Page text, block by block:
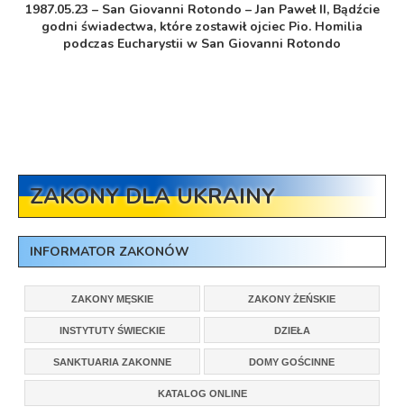
1987.05.23 – San Giovanni Rotondo – Jan Paweł II, Bądźcie
godni świadectwa, które zostawił ojciec Pio. Homilia
podczas Eucharystii w San Giovanni Rotondo
ZAKONY DLA UKRAINY
INFORMATOR ZAKONÓW
ZAKONY MĘSKIE ZAKONY ŻEŃSKIE
INSTYTUTY ŚWIECKIE DZIEŁA
SANKTUARIA ZAKONNE DOMY GOŚCINNE
KATALOG ONLINE